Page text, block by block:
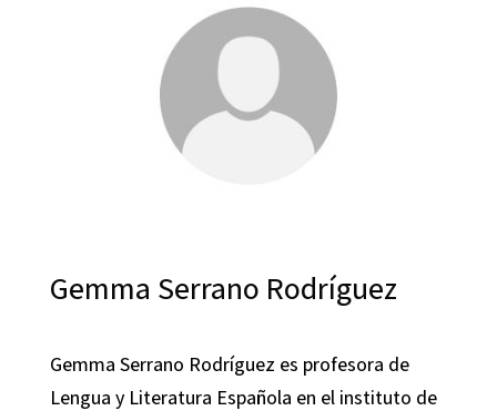
Gemma Serrano Rodríguez
Gemma Serrano Rodríguez es profesora de
Lengua y Literatura Española en el instituto de